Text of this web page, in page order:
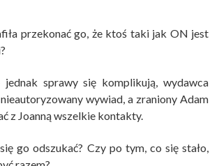
przekonać go, że ktoś taki jak ON jest
jednak sprawy się komplikują, wydawca
wywiad, a zraniony Adam
z Joanną wszelkie kontakty.
go odszukać? Czy po tym, co się stało,